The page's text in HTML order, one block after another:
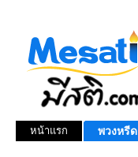
หน้าแรก พวงหรีด